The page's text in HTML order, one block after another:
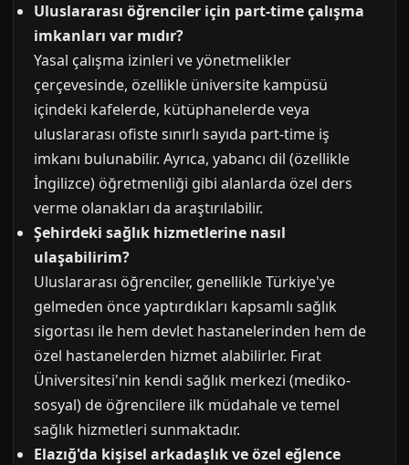
Uluslararası öğrenciler için part-time çalışma
imkanları var mıdır?
Yasal çalışma izinleri ve yönetmelikler
çerçevesinde, özellikle üniversite kampüsü
içindeki kafelerde, kütüphanelerde veya
uluslararası ofiste sınırlı sayıda part-time iş
imkanı bulunabilir. Ayrıca, yabancı dil (özellikle
İngilizce) öğretmenliği gibi alanlarda özel ders
verme olanakları da araştırılabilir.
Şehirdeki sağlık hizmetlerine nasıl
ulaşabilirim?
Uluslararası öğrenciler, genellikle Türkiye'ye
gelmeden önce yaptırdıkları kapsamlı sağlık
sigortası ile hem devlet hastanelerinden hem de
özel hastanelerden hizmet alabilirler. Fırat
Üniversitesi'nin kendi sağlık merkezi (mediko-
sosyal) de öğrencilere ilk müdahale ve temel
sağlık hizmetleri sunmaktadır.
Elazığ'da kişisel arkadaşlık ve özel eğlence